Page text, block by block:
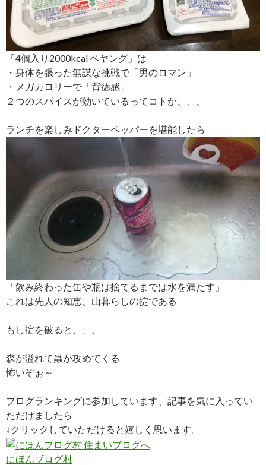
「4個入り2000kcal ペヤング」は
・身体を張った無謀な挑戦で「男のロマン」
・メガカロリーで「背徳感」
２つのスパイスが効いているってコトか、、、
ランチを楽しみドクターペッパーを堪能したら
「飲み終わった缶や瓶は捨てるまでは水を満たす」
これは先人の知恵、山暮らしの掟である
もし掟を破ると、、、
森が溢れて蟲が攻めてくる
怖いぞぉ～
ブログランキングに参加しています、記事を気に入ってい
ただけましたら
↓クリックしていただけると嬉しく思います。
にほんブログ村